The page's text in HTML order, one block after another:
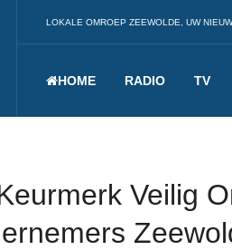
LOKALE OMROEP ZEEWOLDE, UW
HOME RADIO TV
Veilig